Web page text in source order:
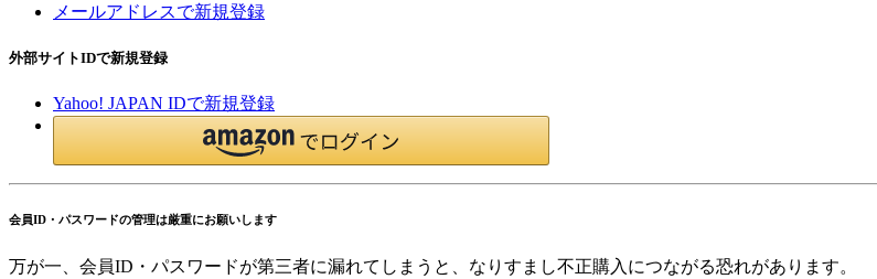
メールアドレスで新規登録
外部サイトIDで新規登録
Yahoo! JAPAN IDで新規登録
会員ID・パスワードの管理は厳重にお願いします
万が一、会員ID・パスワードが第三者に漏れてしまうと、なりすまし不正購入につながる恐れがあります。